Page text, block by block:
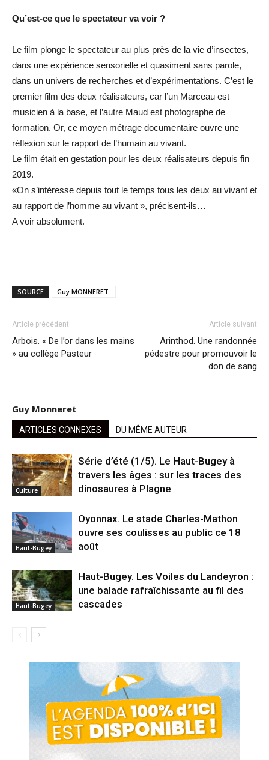
Qu’est-ce que le spectateur va voir ?
Le film plonge le spectateur au plus près de la vie d’insectes,
dans une expérience sensorielle et quasiment sans parole,
dans un univers de recherches et d’expérimentations. C’est le
premier film des deux réalisateurs, car l’un Marceau est
musicien à la base, et l’autre Maud est photographe de
formation. Or, ce moyen métrage documentaire ouvre une
réflexion sur le rapport de l’humain au vivant.
Le film était en gestation pour les deux réalisateurs depuis fin
2019.
«On s’intéresse depuis tout le temps tous les deux au vivant et
au rapport de l’homme au vivant », précisent-ils…
A voir absolument.
SOURCE Guy MONNERET.
Article précédent
Arbois. « De l’or dans les mains
» au collège Pasteur
Article suivant
Arinthod. Une randonnée
pédestre pour promouvoir le
don de sang
Guy Monneret
ARTICLES CONNEXES DU MÊME AUTEUR
Culture
Série d’été (1/5). Le Haut-Bugey à
travers les âges : sur les traces des
dinosaures à Plagne
Haut-Bugey
Oyonnax. Le stade Charles-Mathon
ouvre ses coulisses au public ce 18
août
Haut-Bugey
Haut-Bugey. Les Voiles du Landeyron :
une balade rafraîchissante au fil des
cascades